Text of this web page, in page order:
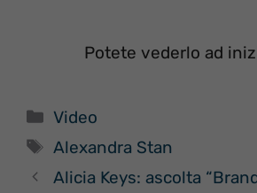
Potete vederlo ad
Categorie
Video
Tag
Alexandra Stan
Alicia Keys: ascolta